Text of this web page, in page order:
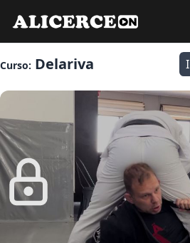
Curso: Delariva